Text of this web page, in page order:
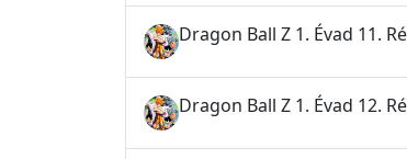
Dragon Ball Z 1. Évad 11.
Dragon Ball Z 1. Évad 12.